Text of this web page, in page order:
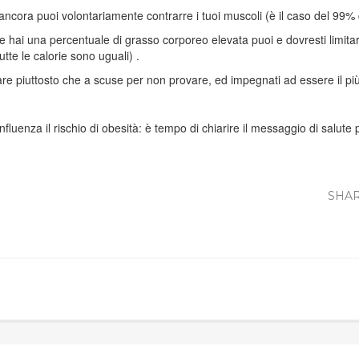
puoi volontariamente contrarre i tuoi muscoli (è il caso del
una percentuale di grasso corporeo elevata puoi e dovresti
le calorie sono uguali) .
piuttosto che a scuse per non provare, ed impegnati ad essere il
il rischio di obesità: è tempo di chiarire il messaggio di